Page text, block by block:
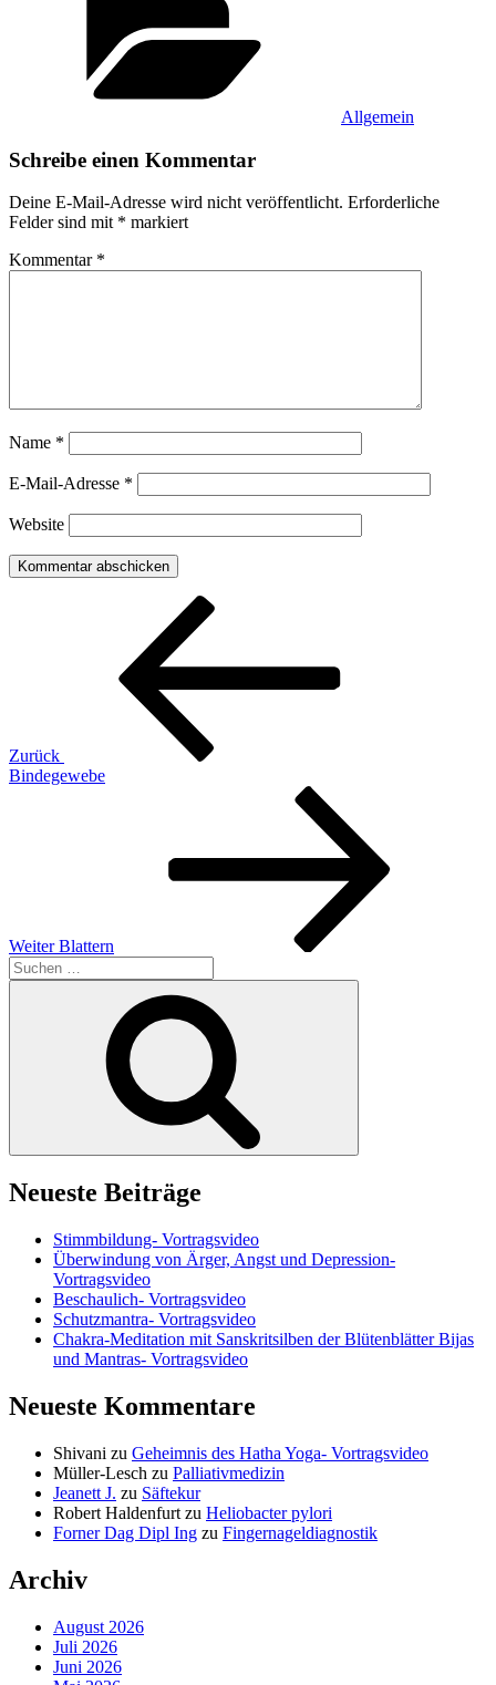
Allgemein
Schreibe einen Kommentar
Deine E-Mail-Adresse wird nicht veröffentlicht. Erforderliche
Felder sind mit * markiert
Kommentar *
Name *
E-Mail-Adresse *
Website
Beitragsnavigation
Zurück
Bindegewebe
Weiter Blattern
Suchen
nach:
Neueste Beiträge
Stimmbildung- Vortragsvideo
Überwindung von Ärger, Angst und Depression-
Vortragsvideo
Beschaulich- Vortragsvideo
Schutzmantra- Vortragsvideo
Chakra-Meditation mit Sanskritsilben der Blütenblätter Bijas
und Mantras- Vortragsvideo
Neueste Kommentare
Shivani zu Geheimnis des Hatha Yoga- Vortragsvideo
Müller-Lesch zu Palliativmedizin
Jeanett J. zu Säftekur
Robert Haldenfurt zu Heliobacter pylori
Forner Dag Dipl Ing zu Fingernageldiagnostik
Archiv
August 2026
Juli 2026
Juni 2026